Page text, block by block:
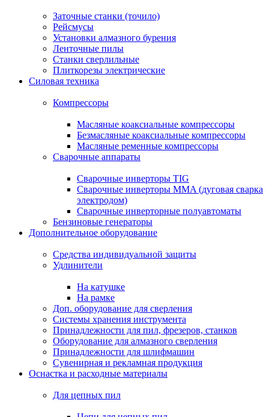
Заточные станки (точило)
Рейсмусы
Установки алмазного бурения
Ленточные пилы
Станки сверлильные
Плиткорезы электрические
Силовая техника
Компрессоры
Масляные коаксиальные компрессоры
Безмасляные коаксиальные компрессоры
Масляные ременные компрессоры
Сварочные аппараты
Сварочные инверторы TIG
Сварочные инверторы MMA (дуговая сварка
электродом)
Сварочные инверторные полуавтоматы
Бензиновые генераторы
Дополнительное оборудование
Средства индивидуальной защиты
Удлинители
На катушке
На рамке
Доп. оборудование для сверления
Системы хранения инструмента
Принадлежности для пил, фрезеров, станков
Оборудование для алмазного сверления
Принадлежности для шлифмашин
Сувенирная и рекламная продукция
Оснастка и расходные материалы
Для цепных пил